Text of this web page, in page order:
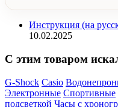
Инструкция (на
10.02.2025
C этим товаром
G-Shock Casio
Электронные Спортивные
подсветкой Часы с